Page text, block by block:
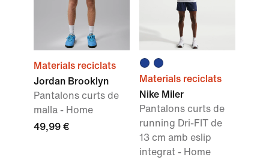
Materials reciclats
Jordan Brooklyn
Pantalons curts de
malla - Home
49,99 €
Materials reciclats
Nike Miler
Pantalons curts de
running Dri-FIT de
13 cm amb eslip
integrat - Home